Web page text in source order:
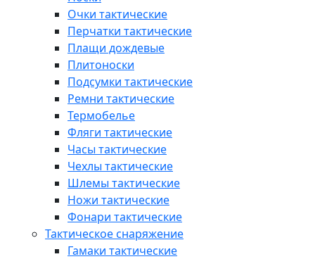
Очки тактические
Перчатки тактические
Плащи дождевые
Плитоноски
Подсумки тактические
Ремни тактические
Термобелье
Фляги тактические
Часы тактические
Чехлы тактические
Шлемы тактические
Ножи тактические
Фонари тактические
Тактическое снаряжение
Гамаки тактические